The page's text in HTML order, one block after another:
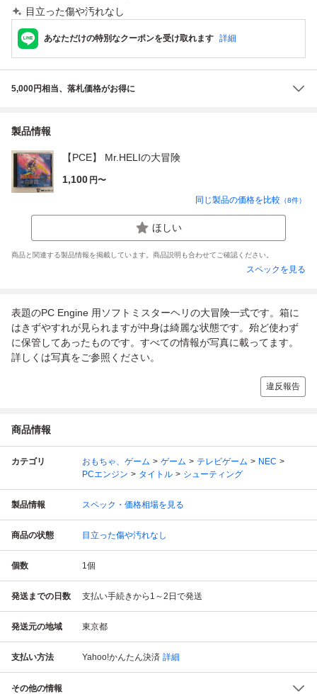
目立った傷や汚れなし
あなただけの特別なクーポンを受け取れます 詳細
5,000円相当、落札価格がお得に
製品情報
【PCE】 Mr.HELIの大冒険
1,100 円〜
同じ製品の価格を比較 （8件）
ほしい
商品と関連する製品情報を掲載しています。商品説明も合わせてご確認ください。
スペックを見る
表題のPC Engine 用ソフトミスターヘリの大冒険一式です。箱に
はきずやすれが見られますが中身は綺麗な状態です。殆ど使わず
に保管してあったものです。すべての情報が写真に載ってます。
詳しくは写真をご参照ください。
違反報告
商品情報
カテゴリ おもちゃ、ゲーム ゲーム テレビゲーム
NEC
PCエンジン
タイトル シューティング
製品情報 スペック・価格相場を見る
商品の状態 目立った傷や汚れなし
個数 1個
発送までの日数 支払い手続きから1～2日で発送
発送元の地域 東京都
支払い方法 Yahoo!かんたん決済 詳細
その他の情報